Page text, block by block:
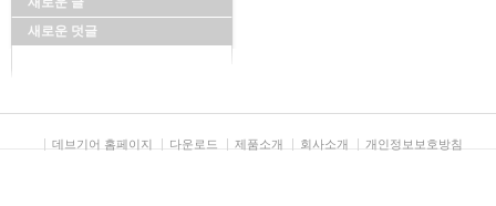
새로운 덧글
데브기어 홈페이지 다운로드 제품소개 회사소개 개인정보보호방침